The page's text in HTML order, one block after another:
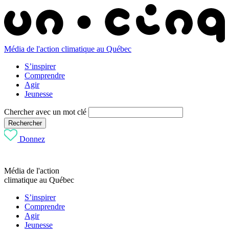
Média de l'action climatique au Québec
S’inspirer
Comprendre
Agir
Jeunesse
Chercher avec un mot clé
Rechercher
Donnez
Média de l'action
climatique au Québec
S’inspirer
Comprendre
Agir
Jeunesse